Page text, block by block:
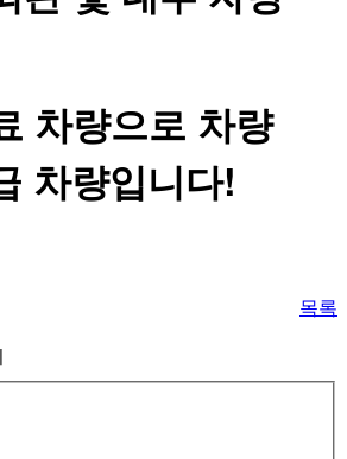
차량으로 차량
차량입니다!
목록